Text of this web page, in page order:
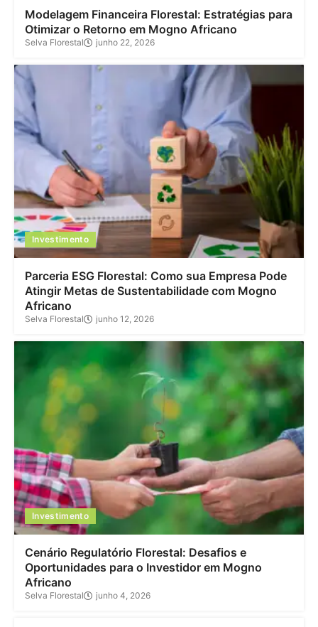
Modelagem Financeira Florestal: Estratégias para
Otimizar o Retorno em Mogno Africano
Selva Florestal junho 22, 2026
Investimento
Parceria ESG Florestal: Como sua Empresa Pode
Atingir Metas de Sustentabilidade com Mogno
Africano
Selva Florestal junho 12, 2026
Investimento
Cenário Regulatório Florestal: Desafios e
Oportunidades para o Investidor em Mogno
Africano
Selva Florestal junho 4, 2026
Investimento